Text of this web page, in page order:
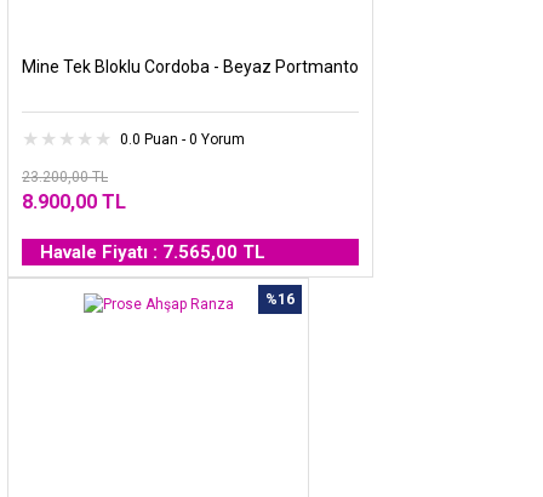
Mine Tek Bloklu Cordoba - Beyaz Portmanto
0.0 Puan - 0 Yorum
23.200,00 TL
8.900,00 TL
Havale Fiyatı : 7.565,00 TL
%16